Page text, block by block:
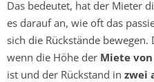
Das bedeutet, hat der Mieter
es darauf an, wie oft das
sich die Rückstände
wenn die Höhe der Miete
ist und der Rückstand in zwei